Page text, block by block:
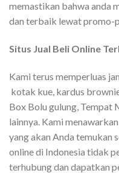
memastikan bahwa anda
dan terbaik lewat promo-
Situs Jual Beli Online
Kami terus memperluas
kotak kue, kardus
Box Bolu gulung, Tempat
lainnya. Kami
yang akan Anda temukan
online di Indonesia tidak
terhubung dan dapatkan